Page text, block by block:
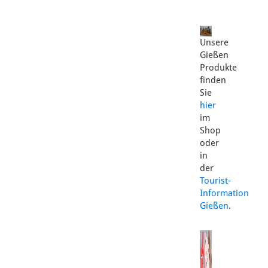
Unsere
Gießen
Produkte
finden
Sie
hier
im
Shop
oder
in
der
Tourist-
Information
Gießen.